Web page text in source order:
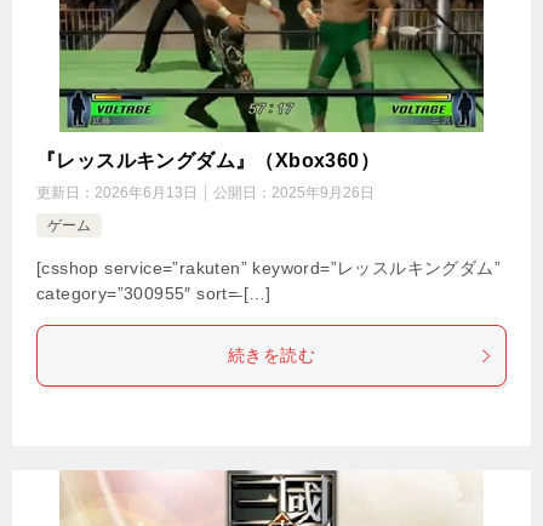
『レッスルキングダム』（Xbox360）
更新日： 2026年6月13日 公開日： 2025年9月26日
ゲーム
[csshop service=”rakuten” keyword=”レッスルキングダム”
category=”300955″ sort=̶ […]
続きを読む